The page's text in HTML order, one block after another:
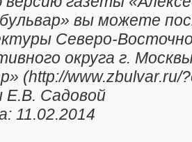
вы можете
Северо-
округа г.
(http://www.zbulvar.ru/
Е.В. Садовой
11.02.2014